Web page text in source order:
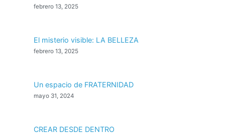
febrero 13, 2025
El misterio visible: LA BELLEZA
febrero 13, 2025
Un espacio de FRATERNIDAD
mayo 31, 2024
CREAR DESDE DENTRO